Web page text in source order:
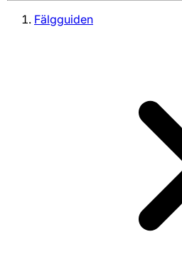
Fälgguiden